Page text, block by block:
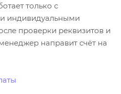
только с
индивидуальными
проверки реквизитов и
направит счёт на